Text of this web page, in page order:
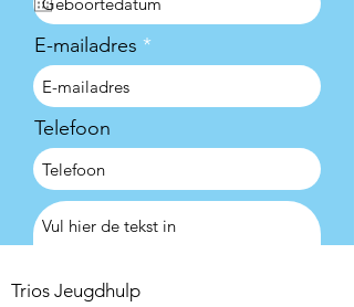
E-mailadres
Telefoon
Trios Jeugdhulp